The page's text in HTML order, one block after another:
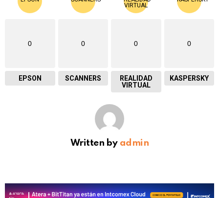
0
EPSON
0
SCANNERS
0
REALIDAD
VIRTUAL
0
KASPERSKY
Written by admin